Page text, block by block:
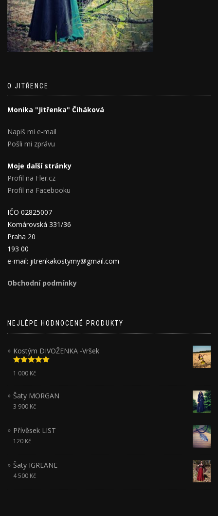
O JITŘENCE
Monika "Jitřenka" Čiháková
Napiš mi e-mail
Pošli mi zprávu
Moje další stránky
Profil na Fler.cz
Profil na Facebooku
IČO 02825007
Komárovská 331/36
Praha 20
193 00
e-mail: jitrenkakostymy@gmail.com
Obchodní podmínky
NEJLÉPE HODNOCENÉ PRODUKTY
Kostým DIVOŽENKA -Vršek
Hodnocení
5.00z 5
1 000 Kč
Šaty MORGAN
3 900 Kč
Přívěsek LIST
120 Kč
Šaty IGREANE
4 500 Kč